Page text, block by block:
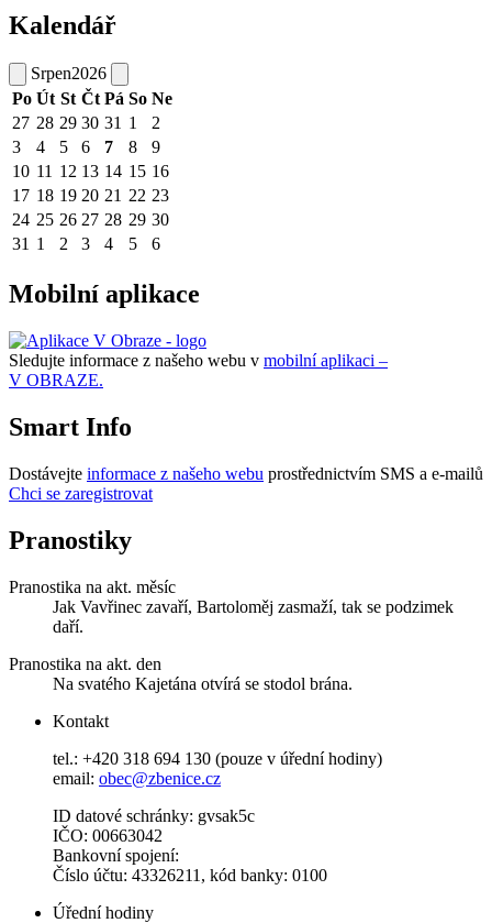
Kalendář
Srpen2026
Po Út St Čt Pá So Ne
27 28 29 30 31 1
2
3
4 5 6 7 8
9
10 11 12 13 14 15 16
17 18 19 20 21 22 23
24 25 26 27 28 29 30
31 1 2 3 4 5 6
Mobilní aplikace
Sledujte informace z našeho webu v mobilní aplikaci –
V OBRAZE.
Smart Info
Dostávejte informace z našeho webu prostřednictvím SMS a e-mailů
Chci se zaregistrovat
Pranostiky
Pranostika na akt. měsíc
Jak Vavřinec zavaří, Bartoloměj zasmaží, tak se podzimek
daří.
Pranostika na akt. den
Na svatého Kajetána otvírá se stodol brána.
Kontakt
tel.: +420 318 694 130 (pouze v úřední hodiny)
email: obec@zbenice.cz
ID datové schránky: gvsak5c
IČO: 00663042
Bankovní spojení:
Číslo účtu: 43326211, kód banky: 0100
Úřední hodiny